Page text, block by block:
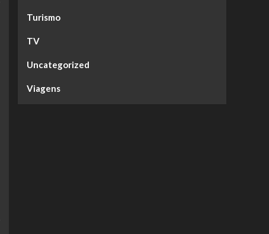
Turismo
TV
Uncategorized
Viagens